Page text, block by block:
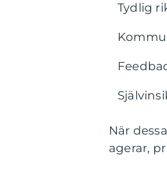
Tydlig
När
agerar,